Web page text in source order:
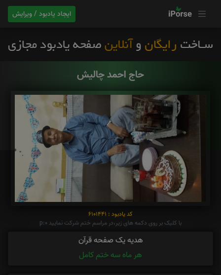
ایجاد یادبود / ویرایش
حاج احمد چالیش
کد یادبود : 6101441
با کلیک بر روی دکمه های زیر،در مراسم ختم شرکت نمایید p:0
هدیه یک صفحه قرآن
هر ماه سه ختم کامل